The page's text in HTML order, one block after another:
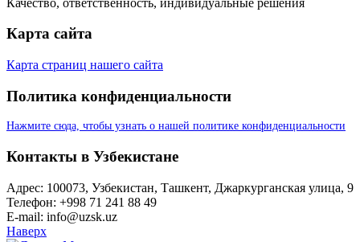
Карта сайта
Карта страниц нашего сайта
Политика конфиденциальности
Нажмите сюда, чтобы узнать о нашей политике конфиденциальности
Контакты в Узбекистане
Адрес: 100073, Узбекистан, Ташкент, Джаркурганская улица, 9
Телефон: +998 71 241 88 49
E-mail: info@uzsk.uz
Наверх